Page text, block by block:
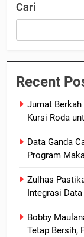
Cari
Recent
Jumat
Kursi Roda
Data Ganda
Program
Zulhas
Integrasi
Bobby
Tetap Bersih,